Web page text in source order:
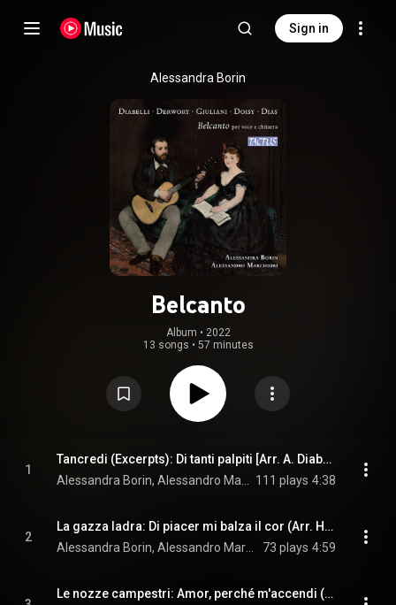
Sign in
Alessandra Borin
Belcanto
Album • 2022
13 songs • 57 minutes
1
Tancredi (Excerpts): Di tanti palpiti [Arr. A. Diabelli for Voice & Guitar]
111 plays 4:38
2
La gazza ladra: Di piacer mi balza il cor (Arr. H. Derwort for Voice & Guitar)
73 plays 4:59
Le nozze campestri: Amor, perché m'accendi (Arr. M. Giuliani for Voice & Guitar)